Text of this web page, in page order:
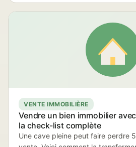
VENTE IMMOBILIÈRE
Vendre un bien immobilier
la check-list complète
Une cave pleine peut faire perdre